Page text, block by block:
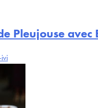
Pleujouse avec